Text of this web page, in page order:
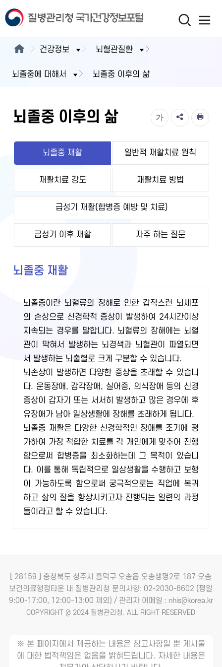
건강정보 뇌혈관질환
뇌졸중에 대해서 뇌졸중 이후의 삶
뇌졸중 이후의 삶 가
뇌졸중 재활 일반적 재활치료 원칙
재활치료 강도 재활치료 방법
급성기 재활(합병증 예방 및 치료)
급성기 이후 재활 자주 하는 질문
뇌졸중 재활
뇌졸중이란 뇌혈류의 장해로 인한 갑작스런 뇌세포
의 손상으로 신경학적 증상이 발생하여 24시간이상
지속되는 경우를 말합니다. 뇌혈류의 장해에는 뇌혈
관이 막혀서 발생하는 뇌경색과 뇌혈관이 파열되면
서 발생하는 뇌출혈로 크게 구분할 수 있습니다.
뇌손상이 발생하면 다양한 증상을 초래할 수 있습니
다. 운동장애, 감각장애, 실어증, 의식장애 등의 신경
증상이 갑자기 또는 서서히 발생하고 많은 경우에 후
유장애가 남아 일상생활에 장해를 초래하게 됩니다.
뇌졸중 재활은 다양한 신경학적인 장애를 조기에 평
가하여 가장 적합한 치료를 각 개인에게 맞추어 진행
함으로써 합병증을 최소화하는데 그 목적이 있습니
다. 이를 통해 독립적으로 일상생활을 수행하고 보행
이 가능하도록 함으로써 궁극적으로는 직업에 복귀
하고 삶의 질을 향상시키고자 진행되는 일련의 과정
들이라고 할 수 있습니다.
[ 28159 ] 충청북도 청주시 흥덕구 오송읍 오송생명2로 187 오송
보건의료행정타운 내 질병관리청 문의사항: 02-2030-6602 (평일
9:00-17:00, 12:00-13:00 제외) / 관리자 이메일 : nhis@korea.kr
COPYRIGHT @ 2024 질병관리청. ALL RIGHT RESERVED
※ 본 페이지에서 제공하는 내용은 참고사항일 뿐 게시물
에 대한 법적책임은 없음을 밝혀드립니다. 자세한 내용은